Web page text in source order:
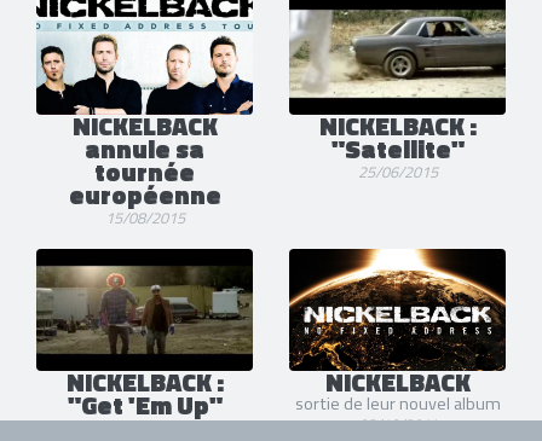
NICKELBACK
annule sa
tournée
européenne
15/08/2015
NICKELBACK :
"Satellite"
25/06/2015
NICKELBACK :
"Get 'Em Up"
24/06/2015
NICKELBACK
sortie de leur nouvel album
03/10/2014